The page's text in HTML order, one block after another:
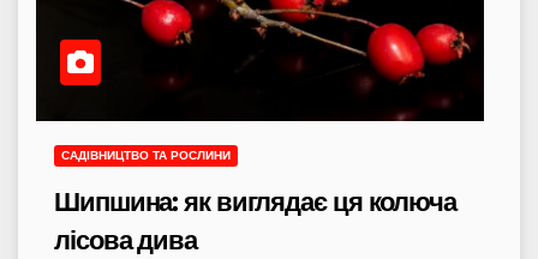
САДІВНИЦТВО ТА РОСЛИНИ
Шипшина: як виглядає ця колюча
лісова дива